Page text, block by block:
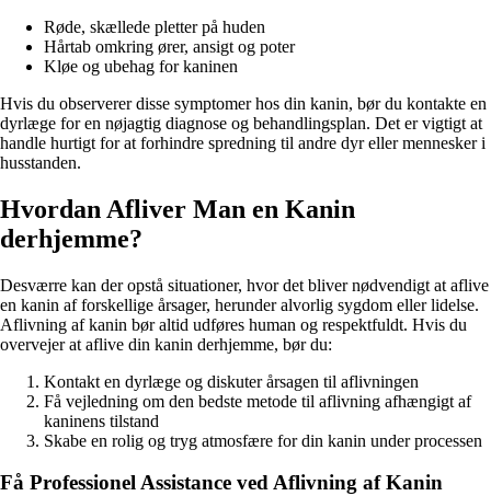
Røde, skællede pletter på huden
Hårtab omkring ører, ansigt og poter
Kløe og ubehag for kaninen
Hvis du observerer disse symptomer hos din kanin, bør du kontakte en
dyrlæge for en nøjagtig diagnose og behandlingsplan. Det er vigtigt at
handle hurtigt for at forhindre spredning til andre dyr eller mennesker i
husstanden.
Hvordan Afliver Man en Kanin
derhjemme?
Desværre kan der opstå situationer, hvor det bliver nødvendigt at aflive
en kanin af forskellige årsager, herunder alvorlig sygdom eller lidelse.
Aflivning af kanin bør altid udføres human og respektfuldt. Hvis du
overvejer at aflive din kanin derhjemme, bør du:
Kontakt en dyrlæge og diskuter årsagen til aflivningen
Få vejledning om den bedste metode til aflivning afhængigt af
kaninens tilstand
Skabe en rolig og tryg atmosfære for din kanin under processen
Få Professionel Assistance ved Aflivning af Kanin